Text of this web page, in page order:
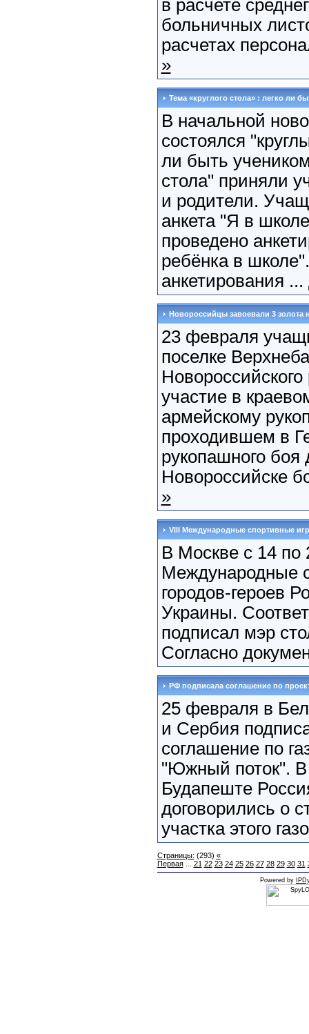
в расчете
больничных
расчетах
»
Тема «круглого стола» : легко ли
В начальной
состоялся
ли быть
стола" приняли
и родители.
анкета "Я в
проведено
ребёнка в
анкетирования ...
Новороссийцы завоевали 3 золота
23 февраля
поселке
участие в
армейскому
проходившем в
рукопашного боя
Новороссийске
»
VIII Международные спортивные
В Москве с 14 по
Международные
городов-героев
Украины.
подписал мэр
Согласно
РФ подписала соглашение по
25 февраля в
и Сербия
соглашение по
"Южный поток". В
Будапеште
договорились о
участка этого
Страницы: (293) «
Первая... 21 22 23 24 25 26 27 28 29 30 31
Powered by